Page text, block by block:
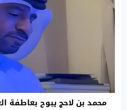
محمد بن لاحج يبوح بعاطفة